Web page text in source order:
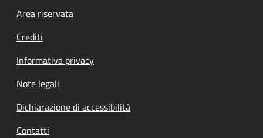
Footer menu
Area riservata
Crediti
Informativa privacy
Note legali
Dichiarazione di accessibilità
Contatti